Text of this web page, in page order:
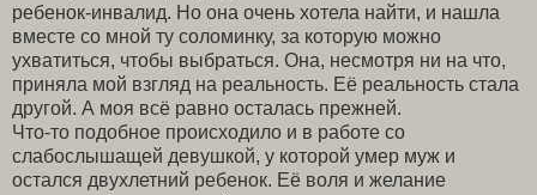
ребенок-инвалид. Но она очень хотела найти, и нашла
вместе со мной ту соломинку, за которую можно
ухватиться, чтобы выбраться. Она, несмотря ни на что,
приняла мой взгляд на реальность. Её реальность стала
другой. А моя всё равно осталась прежней.
Что-то подобное происходило и в работе со
слабослышащей девушкой, у которой умер муж и
остался двухлетний ребенок. Её воля и желание